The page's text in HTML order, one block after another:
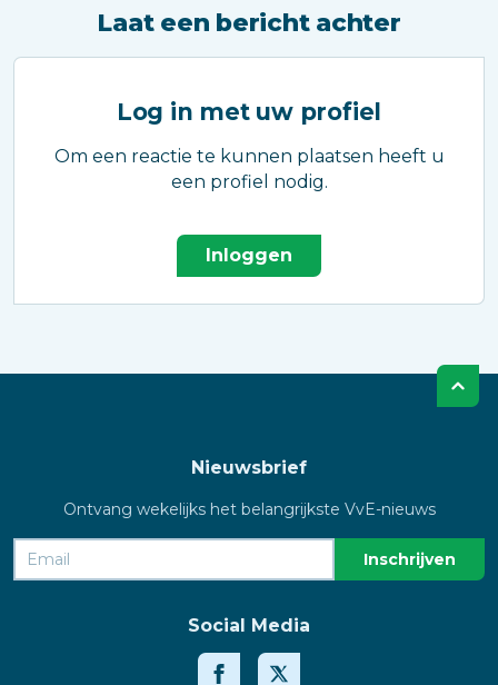
Laat een bericht achter
Log in met uw profiel
Om een reactie te kunnen plaatsen heeft u
een profiel nodig.
Inloggen
Nieuwsbrief
Ontvang wekelijks het belangrijkste VvE-nieuws
Social Media